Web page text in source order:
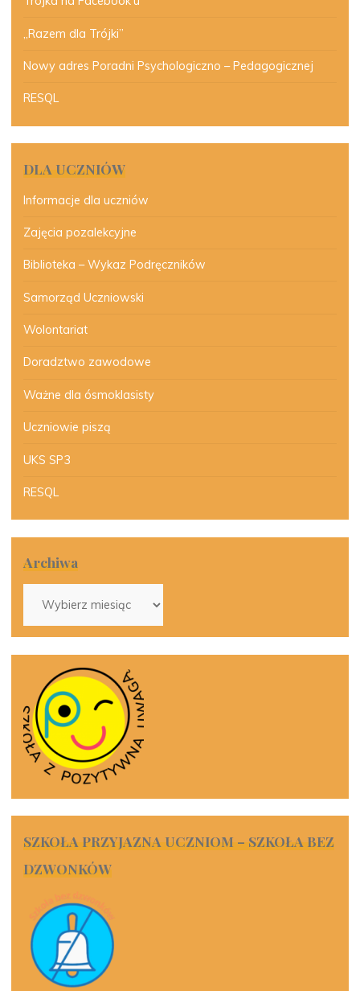
„Razem dla Trójki”
Nowy adres Poradni Psychologiczno – Pedagogicznej
RESQL
DLA UCZNIÓW
Informacje dla uczniów
Zajęcia pozalekcyjne
Biblioteka – Wykaz Podręczników
Samorząd Uczniowski
Wolontariat
Doradztwo zawodowe
Ważne dla ósmoklasisty
Uczniowie piszą
UKS SP3
RESQL
Archiwa
SZKOŁA PRZYJAZNA UCZNIOM – SZKOŁA BEZ
DZWONKÓW